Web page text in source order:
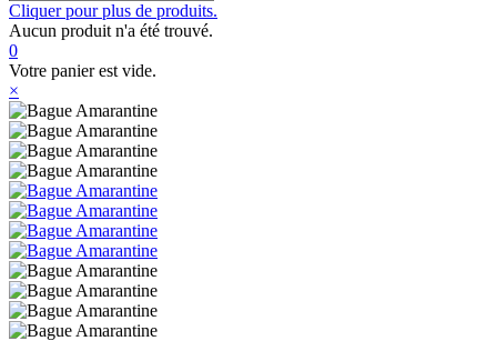
Cliquer pour plus de produits.
Aucun produit n'a été trouvé.
0
Votre panier est vide.
×